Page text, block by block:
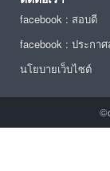
facebook : สอบดี
facebook : ประกา
นโยบายเว็บไซต์